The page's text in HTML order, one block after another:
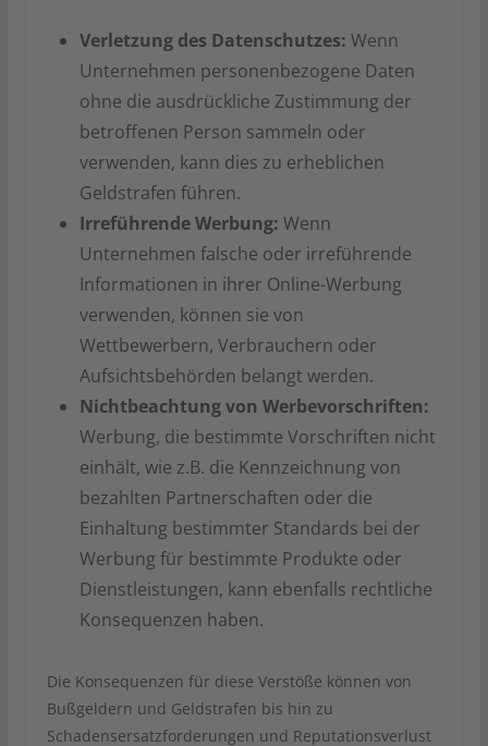
Verletzung des Datenschutzes: Wenn
Unternehmen personenbezogene Daten
ohne die ausdrückliche Zustimmung der
betroffenen Person sammeln oder
verwenden, kann dies zu erheblichen
Geldstrafen führen.
Irreführende Werbung: Wenn
Unternehmen falsche oder irreführende
Informationen in ihrer Online-Werbung
verwenden, können sie von
Wettbewerbern, Verbrauchern oder
Aufsichtsbehörden belangt werden.
Nichtbeachtung von Werbevorschriften:
Werbung, die bestimmte Vorschriften nicht
einhält, wie z.B. die Kennzeichnung von
bezahlten Partnerschaften oder die
Einhaltung bestimmter Standards bei der
Werbung für bestimmte Produkte oder
Dienstleistungen, kann ebenfalls rechtliche
Konsequenzen haben.
Die Konsequenzen für diese Verstöße können von
Bußgeldern und Geldstrafen bis hin zu
Schadensersatzforderungen und Reputationsverlust